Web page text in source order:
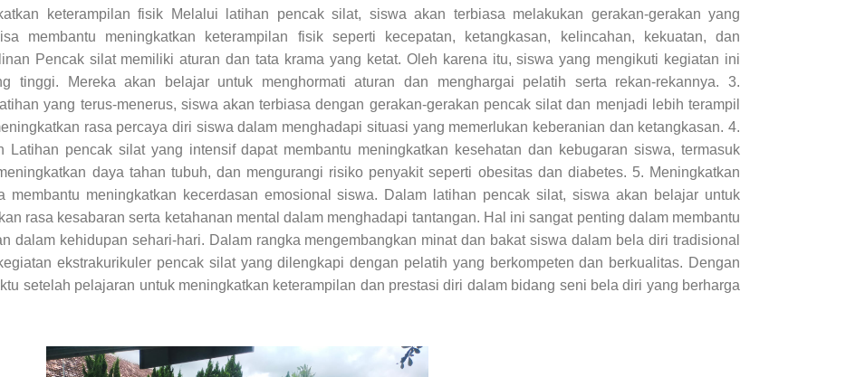
keterampilan fisik Melalui latihan pencak silat, siswa akan terbiasa melakukan gerakan-gerakan yang
membantu meningkatkan keterampilan fisik seperti kecepatan, ketangkasan, kelincahan, kekuatan, dan
Pencak silat memiliki aturan dan tata krama yang ketat. Oleh karena itu, siswa yang mengikuti kegiatan ini
tinggi. Mereka akan belajar untuk menghormati aturan dan menghargai pelatih serta rekan-rekannya. 3.
yang terus-menerus, siswa akan terbiasa dengan gerakan-gerakan pencak silat dan menjadi lebih terampil
rasa percaya diri siswa dalam menghadapi situasi yang memerlukan keberanian dan ketangkasan. 4.
Latihan pencak silat yang intensif dapat membantu meningkatkan kesehatan dan kebugaran siswa, termasuk
daya tahan tubuh, dan mengurangi risiko penyakit seperti obesitas dan diabetes. 5. Meningkatkan
membantu meningkatkan kecerdasan emosional siswa. Dalam latihan pencak silat, siswa akan belajar untuk
rasa kesabaran serta ketahanan mental dalam menghadapi tantangan. Hal ini sangat penting dalam membantu
dalam kehidupan sehari-hari. Dalam rangka mengembangkan minat dan bakat siswa dalam bela diri tradisional
ekstrakurikuler pencak silat yang dilengkapi dengan pelatih yang berkompeten dan berkualitas. Dengan
setelah pelajaran untuk meningkatkan keterampilan dan prestasi diri dalam bidang seni bela diri yang berharga